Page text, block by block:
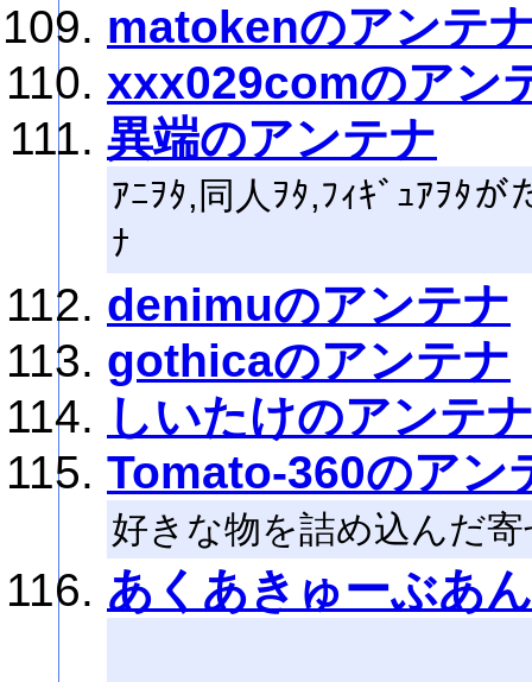
matokenのアンテ
xxx029comのアン
異端のアンテナ
ｱﾆｦﾀ,同人ｦﾀ,ﾌｨｷﾞｭｱｦﾀ
ﾅ
denimuのアンテナ
gothicaのアンテナ
しいたけのアンテ
Tomato-360のアン
好きな物を詰め込んだ
あくあきゅーぶあ